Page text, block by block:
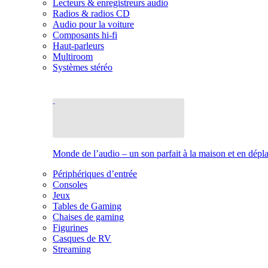
Lecteurs & enregistreurs audio
Radios & radios CD
Audio pour la voiture
Composants hi-fi
Haut-parleurs
Multiroom
Systèmes stéréo
Monde de l’audio – un son parfait à la maison et en
Périphériques d’entrée
Consoles
Jeux
Tables de Gaming
Chaises de gaming
Figurines
Casques de RV
Streaming